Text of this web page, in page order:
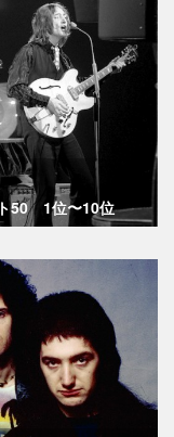
50 1位〜10位